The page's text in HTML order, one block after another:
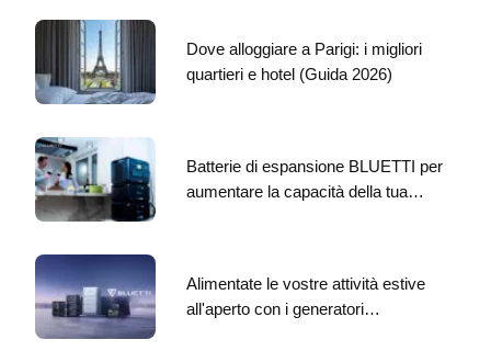
Dove alloggiare a Parigi: i migliori
quartieri e hotel (Guida 2026)
Batterie di espansione BLUETTI per
aumentare la capacità della tua…
Alimentate le vostre attività estive
all'aperto con i generatori…